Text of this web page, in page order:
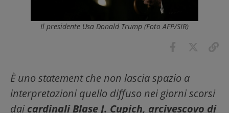
Il presidente Usa Donald Trump (Foto AFP/SIR)
È uno statement che non lascia spazio a
interpretazioni quello diffuso nei giorni scorsi
dai cardinali Blase J. Cupich, arcivescovo di